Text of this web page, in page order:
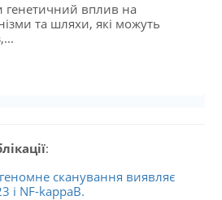
генетичний вплив на
та шляхи, які можуть
:
сканування виявляє
і NF-kappaB.